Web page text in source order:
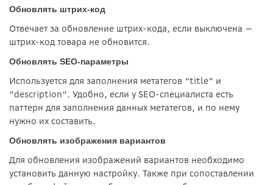
Обновлять штрих-код
Отвечает за обновление штрих-кода, если выключена —
штрих-код товара не обновится.
Обновлять SEO-параметры
Используется для заполнения метатегов "title" и
"description". Удобно, если у SEO-специалиста есть
паттерн для заполнения данных метатегов, и по нему
нужно их составить.
Обновлять изображения вариантов
Для обновления изображений вариантов необходимо
установить данную настройку. Также при сопоставлении